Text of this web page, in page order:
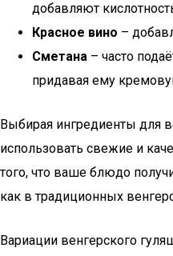
добавляют
Красное вино –
Сметана – часто
придавая ему
Выбирая ингредиенты для
использовать свежие и
того, что ваше блюдо
как в традиционных
Вариации венгерского